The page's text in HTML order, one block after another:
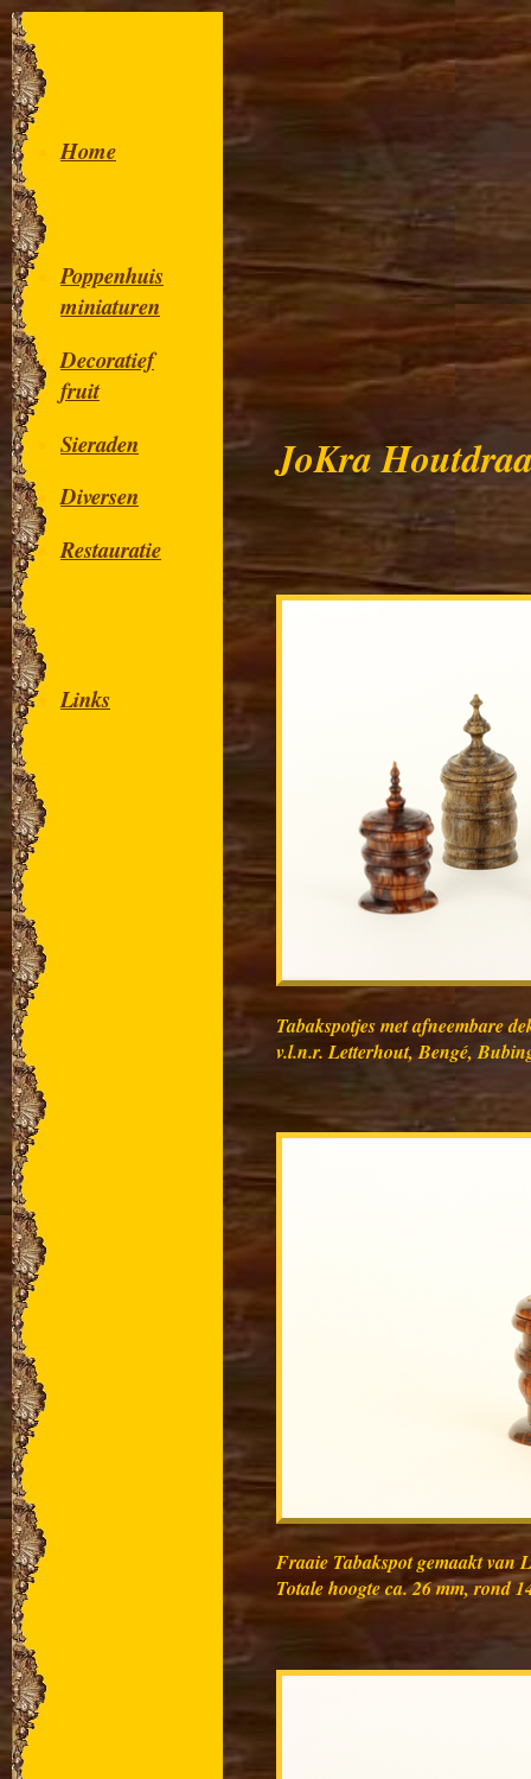
Home
Poppenhuis
miniaturen
Decoratief
fruit
Sieraden
Diversen
Restauratie
Links
JoKra
Tabakspotjes met afneembare
v.l.n.r. Letterhout, Bengé,
Fraaie Tabakspot gemaakt van
Totale hoogte ca. 26 mm, rond